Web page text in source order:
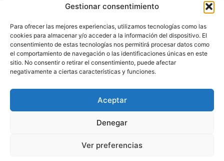
Gestionar consentimiento
Para ofrecer las mejores experiencias, utilizamos tecnologías como las
cookies para almacenar y/o acceder a la información del dispositivo. El
consentimiento de estas tecnologías nos permitirá procesar datos como
el comportamiento de navegación o las identificaciones únicas en este
sitio. No consentir o retirar el consentimiento, puede afectar
negativamente a ciertas características y funciones.
Aceptar
Denegar
Ver preferencias
ejercitar sus derechos en la siguiente dirección:
puede interponer una reclamación ante la Agencia Española de
Protección de Datos(www.aepd.es)
Información Adicional:Tiene a su disposición información ampliada en
nuestra
Política de Privacidad